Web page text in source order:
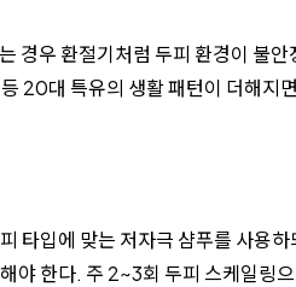
경우 환절기처럼 두피 환경이 불안
20대 특유의 생활 패턴이 더해지
타입에 맞는 저자극 샴푸를 사용하
야 한다. 주 2~3회 두피 스케일링